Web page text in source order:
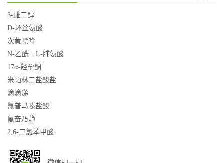
β-雌二醇
D-环丝氨酸
次黄嘌呤
N-乙酰－L-脯氨酸
17α-羟孕酮
米帕林二盐酸盐
滴滴涕
氯普马嗪盐酸
氟奋乃静
2,6-二氯苯甲酸